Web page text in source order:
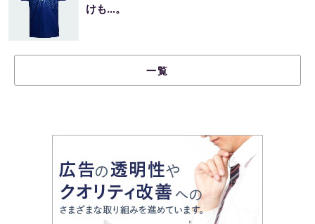
けも...。
一覧